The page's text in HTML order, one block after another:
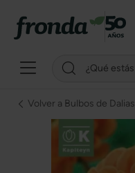
Volver a Bulbos de Dalias